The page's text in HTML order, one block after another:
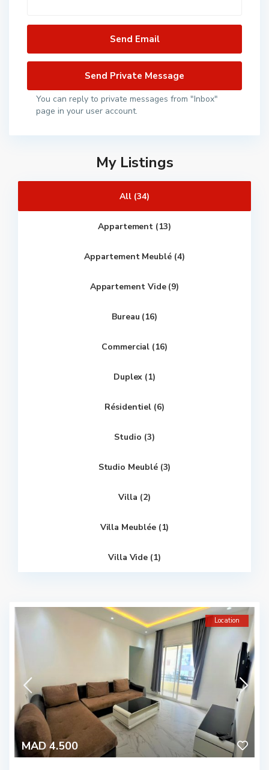
You can reply to private messages from "Inbox"
page in your user account.
My Listings
All (34)
Appartement (13)
Appartement Meublé (4)
Appartement Vide (9)
Bureau (16)
Commercial (16)
Duplex (1)
Résidentiel (6)
Studio (3)
Studio Meublé (3)
Villa (2)
Villa Meublée (1)
Villa Vide (1)
MAD 4.500
Location